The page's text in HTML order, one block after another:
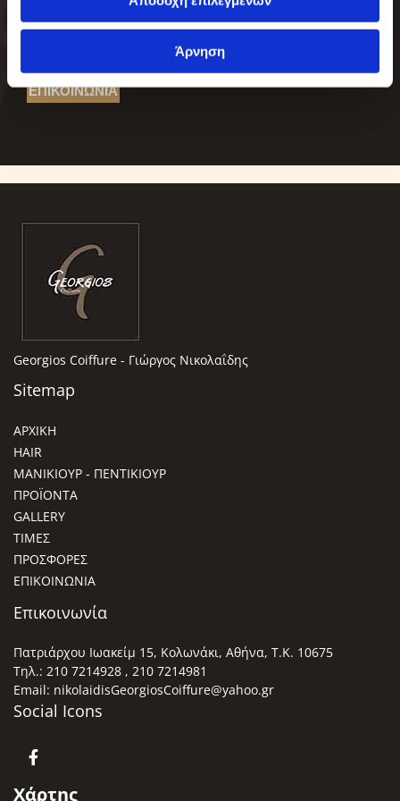
Άρνηση
ΕΠΙΚΟΙΝΩΝΙΑ
Georgios Coiffure - Γιώργος Νικολαΐδης
Sitemap
ΑΡΧΙΚΗ
HAIR
ΜΑΝΙΚΙΟΥΡ - ΠΕΝΤΙΚΙΟΥΡ
ΠΡΟΪΟΝΤΑ
GALLERY
ΤΙΜΕΣ
ΠΡΟΣΦΟΡΕΣ
ΕΠΙΚΟΙΝΩΝΙΑ
Επικοινωνία
Πατριάρχου Ιωακείμ 15, Κολωνάκι, Αθήνα, Τ.Κ. 10675
Τηλ.: 210 7214928 , 210 7214981
Email: nikolaidisGeorgiosCoiffure@yahoo.gr
Social Icons
Χάρτης